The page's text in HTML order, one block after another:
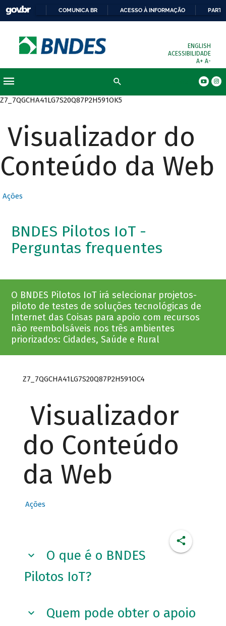
COMUNICA BR ACESSO À INFORMAÇÃO
ENGLISH
ACESSIBILIDADE
A+ A-
Z7_7QGCHA41LG7S20Q87P2H591OK5
Visualizador do
Conteúdo da Web
Ações
BNDES Pilotos IoT -
Perguntas frequentes
O BNDES Pilotos IoT irá selecionar projetos-
piloto de testes de soluções tecnológicas de
Internet das Coisas para apoio com recursos
não reembolsáveis nos três ambientes
priorizados: Cidades, Saúde e Rural
Z7_7QGCHA41LG7S20Q87P2H591OC4
Visualizador
do Conteúdo
da Web
Ações
O que é o BNDES
Pilotos IoT?
Quem pode obter o apoio